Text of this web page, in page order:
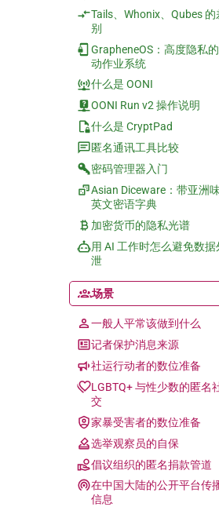
Tails、Whonix、Qubes 的
别
GrapheneOS：高度隐私
动作业系统
什么是 OONI
OONI Run v2 操作说明
什么是 CryptPad
匿名通讯工具比较
密码管理器入门
Asian Diceware：带亚洲
英文密语字典
加密货币的隐私光谱
用 AI 工作时怎么避免数据
泄
场景
一般人平常该做到什么
记者保护消息来源
社运行动者的数位准备
LGBTQ+ 与性少数的匿名
交
家暴受害者的数位准备
选举观察员的自保
倡议组织的匿名捐款管道
在中国大陆的公开平台传
信息